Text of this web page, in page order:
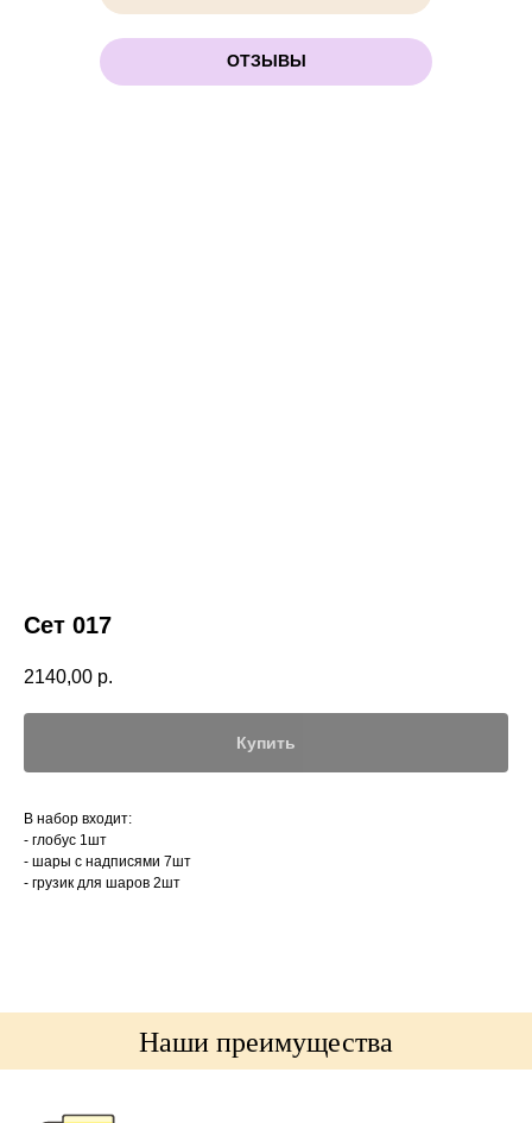
ОТЗЫВЫ
Сет 017
2140,00 р.
Купить
В набор входит:
- глобус 1шт
- шары с надписями 7шт
- грузик для шаров 2шт
Наши преимущества